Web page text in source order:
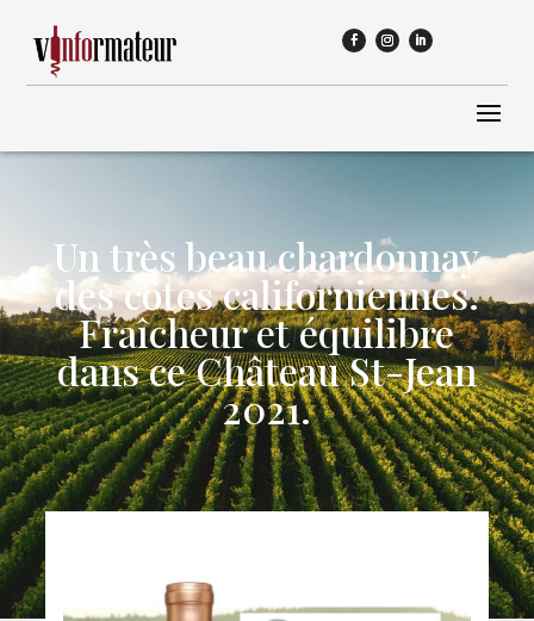
Un très beau chardonnay
des côtes californiennes.
Fraîcheur et équilibre
dans ce Château St-Jean
2021.